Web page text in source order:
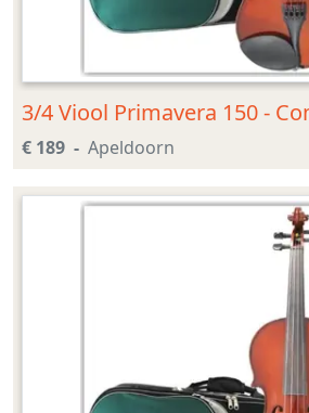
3/4 Viool Primavera 150 -
€ 189 Apeldoorn